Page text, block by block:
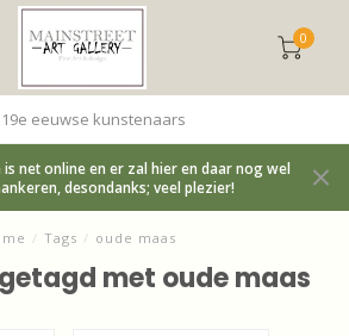
0
19e eeuwse kunstenaars
net online en er zal hier en daar nog wel
desondanks; veel plezier!
/ Tags / oude maas
met oude maas